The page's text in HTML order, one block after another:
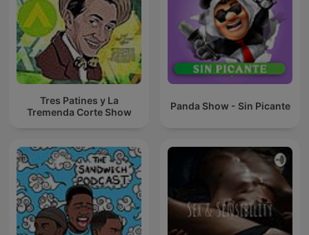
Tres Patines y La
Tremenda Corte Show
Panda Show - Sin Picante